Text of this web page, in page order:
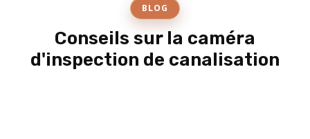
BLOG
Conseils sur la caméra
d'inspection de canalisation